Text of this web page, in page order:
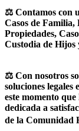
⚖️ Contamos con
Casos de Familia,
Propiedades,
Custodia de Hijos
⚖️ Con nosotros
soluciones legales
este momento
dedicada a
de la Comunidad